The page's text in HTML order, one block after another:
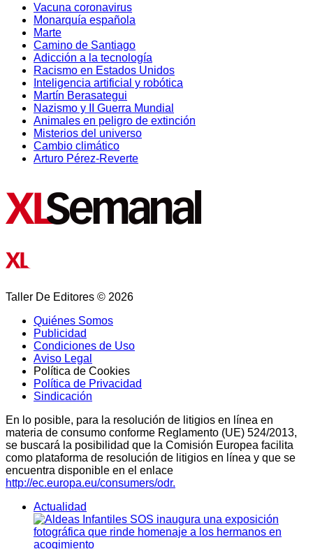
Vacuna coronavirus
Monarquía española
Marte
Camino de Santiago
Adicción a la tecnología
Racismo en Estados Unidos
Inteligencia artificial y robótica
Martín Berasategui
Nazismo y II Guerra Mundial
Animales en peligro de extinción
Misterios del universo
Cambio climático
Arturo Pérez-Reverte
Taller De Editores © 2026
Quiénes Somos
Publicidad
Condiciones de Uso
Aviso Legal
Política de Cookies
Política de Privacidad
Sindicación
En lo posible, para la resolución de litigios en línea en
materia de consumo conforme Reglamento (UE) 524/2013,
se buscará la posibilidad que la Comisión Europea facilita
como plataforma de resolución de litigios en línea y que se
encuentra disponible en el enlace
http://ec.europa.eu/consumers/odr.
Actualidad